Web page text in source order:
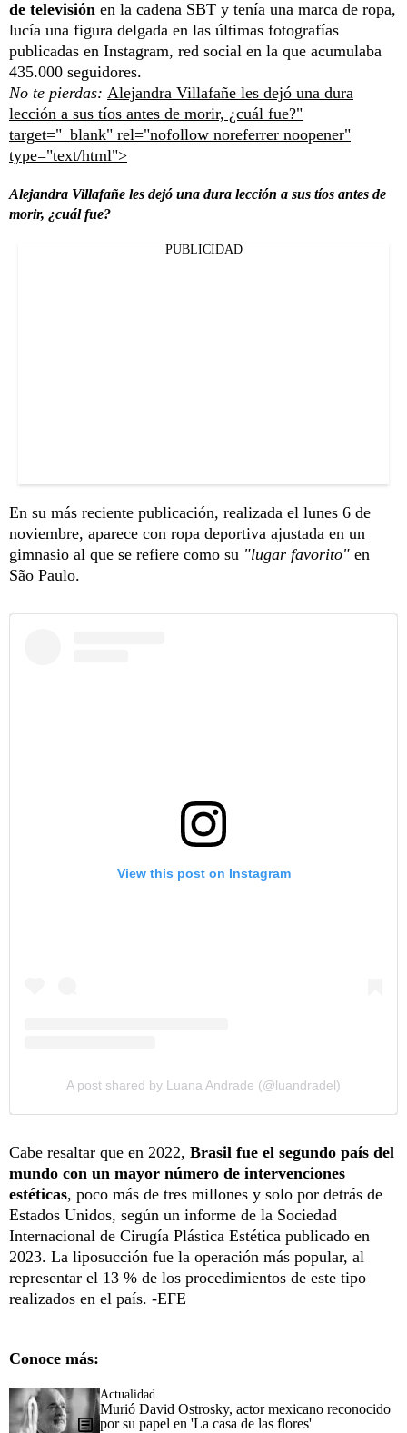
de televisión en la cadena SBT y tenía una marca de ropa,
lucía una figura delgada en las últimas fotografías
publicadas en Instagram, red social en la que acumulaba
435.000 seguidores.
No te pierdas: Alejandra Villafañe les dejó una dura
lección a sus tíos antes de morir, ¿cuál fue?"
target="_blank" rel="nofollow noreferrer noopener"
type="text/html">
Alejandra Villafañe les dejó una dura lección a sus tíos antes de
morir, ¿cuál fue?
PUBLICIDAD
En su más reciente publicación, realizada el lunes 6 de
noviembre, aparece con ropa deportiva ajustada en un
gimnasio al que se refiere como su "lugar favorito" en
São Paulo.
View this post on Instagram
A post shared by Luana Andrade (@luandradel)
Cabe resaltar que en 2022, Brasil fue el segundo país del
mundo con un mayor número de intervenciones
estéticas, poco más de tres millones y solo por detrás de
Estados Unidos, según un informe de la Sociedad
Internacional de Cirugía Plástica Estética publicado en
2023. La liposucción fue la operación más popular, al
representar el 13 % de los procedimientos de este tipo
realizados en el país. -EFE
Conoce más:
Actualidad
Murió David Ostrosky, actor mexicano reconocido
por su papel en 'La casa de las flores'